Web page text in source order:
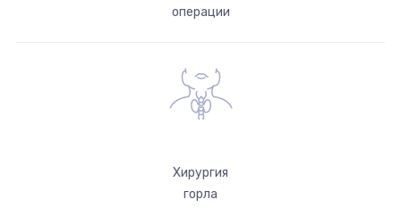
операции
Хирургия
горла